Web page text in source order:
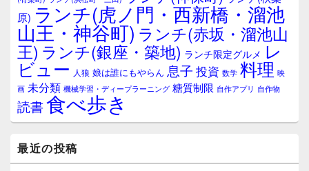
原) ランチ(虎ノ門・西新橋・溜池
山王・神谷町) ランチ(赤坂・溜池山
王) ランチ(銀座・築地) ランチ限定グルメ レ
ビュー 人狼 娘は誰にもやらん 息子 投資 数学 料理 映
画 未分類 機械学習・ディープラーニング 糖質制限 自作アプリ 自作物
読書食べ歩き
最近の投稿